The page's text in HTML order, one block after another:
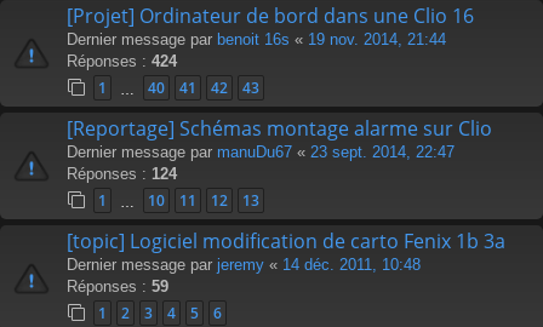
[Projet] Ordinateur de bord dans une Clio 16
Dernier message par benoit 16s « 19 nov. 2014, 21:44
Réponses : 424
1 40 41 42 43
[Reportage] Schémas montage alarme sur Clio
Dernier message par manuDu67 « 23 sept. 2014, 22:47
Réponses : 124
1 10 11 12 13
[topic] Logiciel modification de carto Fenix 1b 3a
Dernier message par jeremy « 14 déc. 2011, 10:48
Réponses : 59
1 2 3 4 5 6